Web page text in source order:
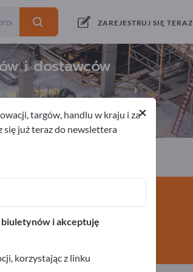
ZAREJESTRUJ SIĘ TERAZ
i dostawców
Eksporterzy
×
targów, handlu w kraju i za
się już teraz do newslettera
i akceptuję
korzystając z linku